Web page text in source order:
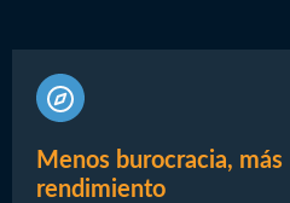
Menos burocracia, más
rendimiento